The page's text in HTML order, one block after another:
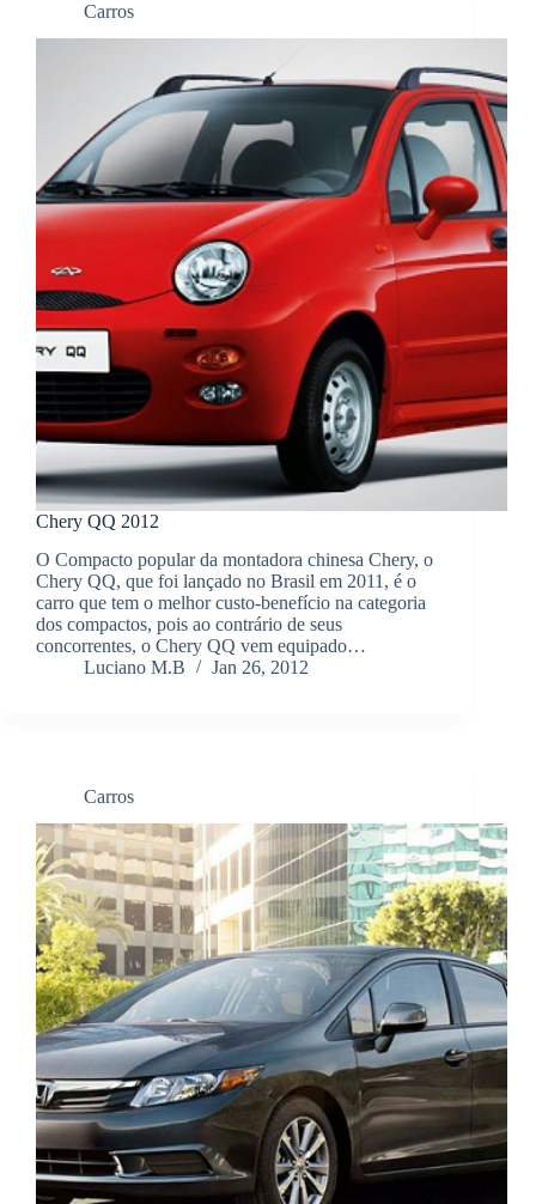
Carros
Chery QQ 2012
O Compacto popular da montadora chinesa Chery, o
Chery QQ, que foi lançado no Brasil em 2011, é o
carro que tem o melhor custo-benefício na categoria
dos compactos, pois ao contrário de seus
concorrentes, o Chery QQ vem equipado…
Luciano M.B
Jan 26, 2012
Carros